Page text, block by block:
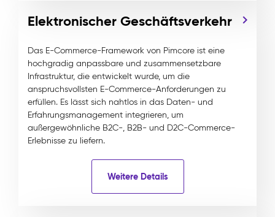
Elektronischer Geschäftsverkehr
Das E-Commerce-Framework von Pimcore ist eine
hochgradig anpassbare und zusammensetzbare
Infrastruktur, die entwickelt wurde, um die
anspruchsvollsten E-Commerce-Anforderungen zu
erfüllen. Es lässt sich nahtlos in das Daten- und
Erfahrungsmanagement integrieren, um
außergewöhnliche B2C-, B2B- und D2C-Commerce-
Erlebnisse zu liefern.
Weitere Details